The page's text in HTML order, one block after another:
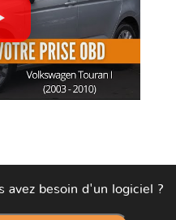
avez besoin d'un logiciel ?